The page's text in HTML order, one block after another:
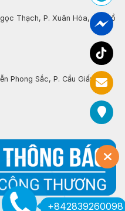
Thạch, P. Xuân Hòa, Tp. Hồ
Phong Sắc, P. Cầu Giấy, Hà
+842839260098